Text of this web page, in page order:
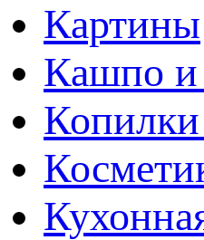
Картины
Кашпо и